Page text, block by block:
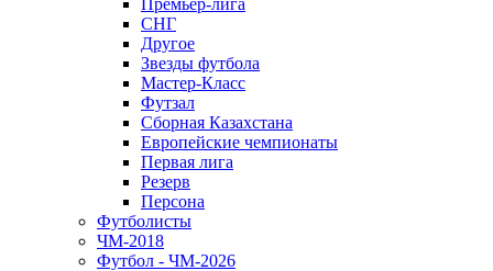
Премьер-лига
СНГ
Другое
Звезды футбола
Мастер-Класс
Футзал
Сборная Казахстана
Европейские чемпионаты
Первая лига
Резерв
Персона
Футболисты
ЧМ-2018
Футбол - ЧМ-2026